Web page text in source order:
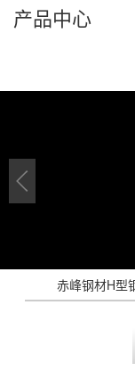
产品中心
赤峰钢材H型